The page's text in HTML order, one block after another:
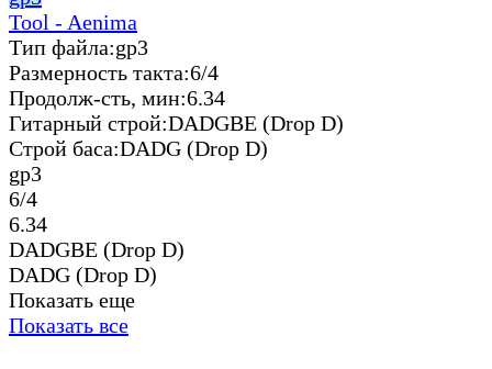
Tool - Aenima
Тип файла:gp3
Размерность такта:6/4
Продолж-сть, мин:6.34
Гитарный строй:DADGBE (Drop D)
Строй баса:DADG (Drop D)
gp3
6/4
6.34
DADGBE (Drop D)
DADG (Drop D)
Показать еще
Показать все